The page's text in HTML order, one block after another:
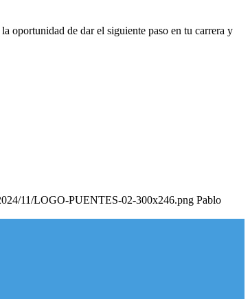
oportunidad de dar el siguiente paso en tu carrera y
11/LOGO-PUENTES-02-300x246.png Pablo